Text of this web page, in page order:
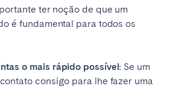
ter noção de que um
é fundamental para todos os
o mais rápido possível: Se um
consigo para lhe fazer uma